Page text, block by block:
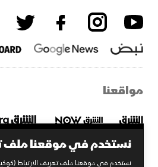
نستخدم في موقعنا ملف
نستخدم في موقعنا ملف تعريف الارتباط
مواقعنا